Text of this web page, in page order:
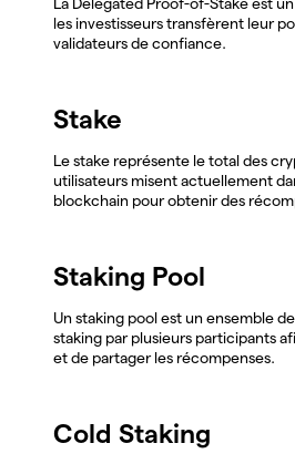
les investisseurs transfèrent leur
validateurs de confiance.
Stake
Le stake représente le total des
utilisateurs misent actuellement
blockchain pour obtenir des
Staking Pool
Un staking pool est un ensemble
staking par plusieurs participants
et de partager les récompenses.
Cold Staking